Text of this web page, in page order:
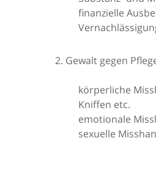
finanzielle
2. Gewalt gegen
körperliche
Kniffen etc.
emotionale
sexuelle